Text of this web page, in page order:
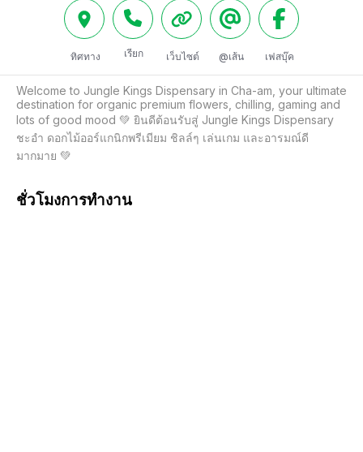
ทิศทาง เรียก เว็บไซต์ @เส้น เฟสบุ๊ค
Welcome to Jungle Kings Dispensary in Cha-am, your ultimate
destination for organic premium flowers, chilling, gaming and
lots of good mood 💚 ยินดีต้อนรับสู่ Jungle Kings Dispensary
ชะอำ ดอกไม้ออร์แกนิกพรีเมียม ชิลล์ๆ เล่นเกม และอารมณ์ดี
มากมาย 💚
ชั่วโมงการทำงาน